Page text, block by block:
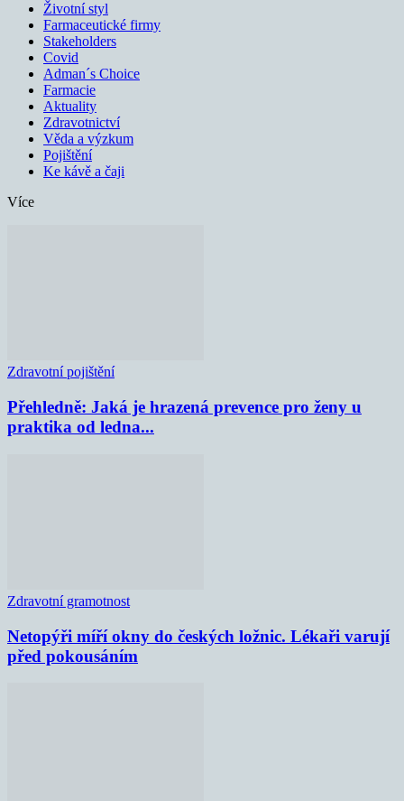
Životní styl
Farmaceutické firmy
Stakeholders
Covid
Adman´s Choice
Farmacie
Aktuality
Zdravotnictví
Věda a výzkum
Pojištění
Ke kávě a čaji
Více
Zdravotní pojištění
Přehledně: Jaká je hrazená prevence pro ženy u
praktika od ledna...
Zdravotní gramotnost
Netopýři míří okny do českých ložnic. Lékaři varují
před pokousáním